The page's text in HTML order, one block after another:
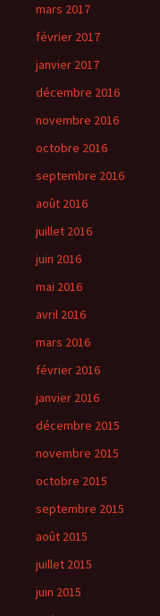
mars 2017
février 2017
janvier 2017
décembre 2016
novembre 2016
octobre 2016
septembre 2016
août 2016
juillet 2016
juin 2016
mai 2016
avril 2016
mars 2016
février 2016
janvier 2016
décembre 2015
novembre 2015
octobre 2015
septembre 2015
août 2015
juillet 2015
juin 2015